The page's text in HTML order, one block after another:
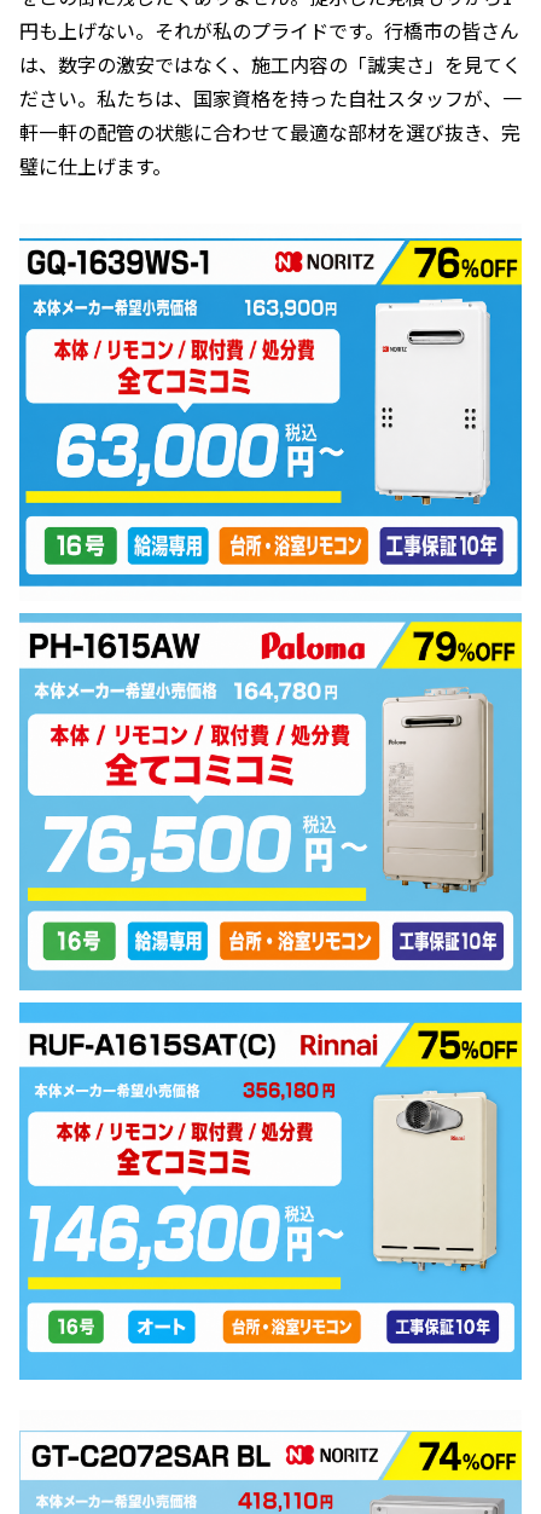
円も上げない。それが私のプライドです。行橋市の皆さん
は、数字の激安ではなく、施工内容の「誠実さ」を見てく
ださい。私たちは、国家資格を持った自社スタッフが、一
軒一軒の配管の状態に合わせて最適な部材を選び抜き、完
璧に仕上げます。